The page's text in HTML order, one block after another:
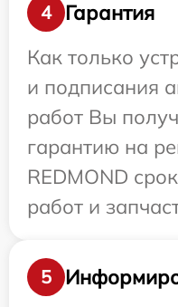
4
Гарантия
Как только
и подписания
работ Вы
гарантию на
REDMOND
работ и
5